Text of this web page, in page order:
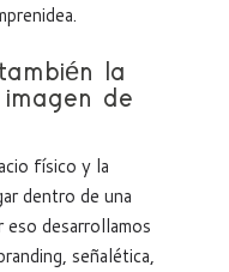
la
de
físico y la
dentro de una
eso desarrollamos
señalética,